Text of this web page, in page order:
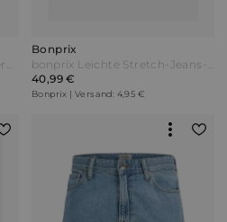
bonprix Cargo-Jeans-Longbermuda Relaxed Fit Schwarz
Bonprix
bonprix Leichte Stretch-Jeans-Long-Cargobermuda Relaxed Fit Blau
40,99 €
Bonprix | Versand: 4,95 €